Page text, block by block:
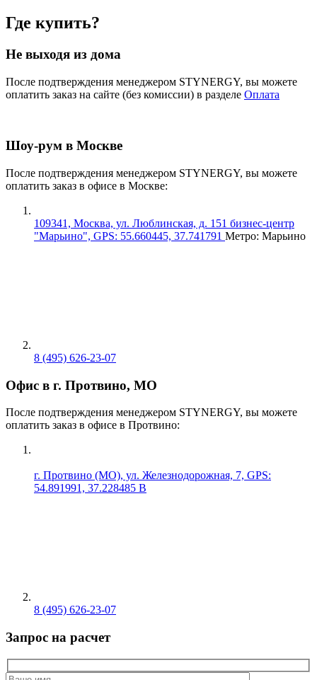
Где купить?
Не выходя из дома
После подтверждения менеджером STYNERGY, вы можете
оплатить заказ на сайте (без комиссии) в разделе Оплата
Шоу-рум в Москве
После подтверждения менеджером STYNERGY, вы можете
оплатить заказ в офисе в Москве:
109341, Москва, ул. Люблинская, д. 151 бизнес-центр
"Марьино", GPS: 55.660445, 37.741791 Метро: Марьино
8 (495) 626-23-07
Офис в г. Протвино, МО
После подтверждения менеджером STYNERGY, вы можете
оплатить заказ в офисе в Протвино:
г. Протвино (МО), ул. Железнодорожная, 7, GPS:
54.891991, 37.228485 В
8 (495) 626-23-07
Запрос на расчет